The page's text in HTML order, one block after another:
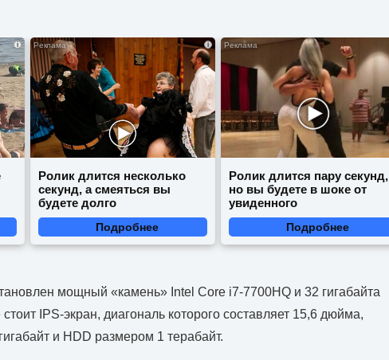
i i
Ролик длится несколько
секунд, а смеяться вы
будете долго
Подробнее
Ролик длится пару секунд,
но вы будете в шоке от
увиденного
Подробнее
мощный «камень» Intel Core i7-7700HQ и 32 гигабайта
IPS-экран, диагональ которого составляет 15,6 дюйма,
и HDD размером 1 терабайт.